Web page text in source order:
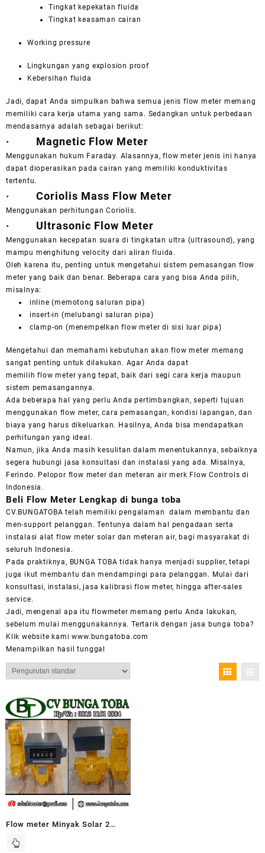
Tingkat kepekatan fluida
Tingkat keasaman cairan
Working pressure
Lingkungan yang explosion proof
Kebersihan fluida
Jadi, dapat Anda simpulkan bahwa semua jenis flow meter memang
memiliki cara kerja utama yang sama. Sedangkan untuk perbedaan
mendasarnya adalah sebagai berikut:
· Magnetic Flow Meter
Menggunakan hukum Faraday. Alasannya,flow meter jenis ini hanya
dapat dioperasikan pada cairan yang memiliki konduktivitas
tertentu.
· Coriolis Mass Flow Meter
Menggunakan perhitungan Coriolis.
· Ultrasonic Flow Meter
Menggunakan kecepatan suara di tingkatan ultra (ultrasound), yang
mampu menghitung velocity dari aliran fluida.
Oleh karena itu, penting untuk mengetahui sistem pemasangan flow
meter yang baik dan benar. Beberapa cara yang bisa Anda pilih,
misalnya:
inline (memotong saluran pipa)
insert-in (melubangi saluran pipa)
clamp-on (menempelkanflow meter di sisi luar pipa)
Mengetahui dan memahami kebutuhan akanflow meter memang
sangat penting untuk dilakukan. Agar Anda dapat
memilihflow meter yang tepat, baik dari segi cara kerja maupun
sistem pemasangannya.
Ada beberapa hal yang perlu Anda pertimbangkan, seperti tujuan
menggunakan flow meter, cara pemasangan, kondisi lapangan, dan
biaya yang harus dikeluarkan. Hasilnya, Anda bisa mendapatkan
perhitungan yang ideal.
Namun, jika Anda masih kesulitan dalam menentukannya, sebaiknya
segera hubungi jasa konsultasi dan instalasi yang ada. Misalnya,
Ferindo. Pelopor flow meter dan meteran air merk Flow Controls di
Indonesia.
Beli Flow Meter Lengkap di bunga toba
CV.BUNGATOBA telah memiliki pengalaman dalam membantu dan
men-support pelanggan. Tentunya dalam hal pengadaan serta
instalasi alatflow meter solar dan meteran air, bagi masyarakat di
seluruh Indonesia.
Pada praktiknya, BUNGA TOBA tidak hanya menjadisupplier, tetapi
juga ikut membantu dan mendampingi para pelanggan. Mulai dari
konsultasi, instalasi, jasa kalibrasiflow meter, hingga after-sales
service.
Jadi, mengenal apa ituflowmeter memang perlu Anda lakukan,
sebelum mulai menggunakannya. Tertarik dengan jasa bunga toba?
Klik website kami www.bungatoba.com
Menampilkan hasil tunggal
Flow meter Minyak Solar 2
Inchi MODEL LC (CINA)